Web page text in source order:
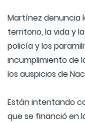
Martínez denuncia
territorio, la vida y
policía y los
incumplimiento de
los auspicios de
Están intentando
que se financió en